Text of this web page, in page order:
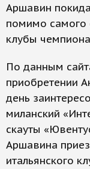
Аршавин
помимо самого
клубы
По данным
приобретении
день
миланский
скауты
Аршавина
итальянского